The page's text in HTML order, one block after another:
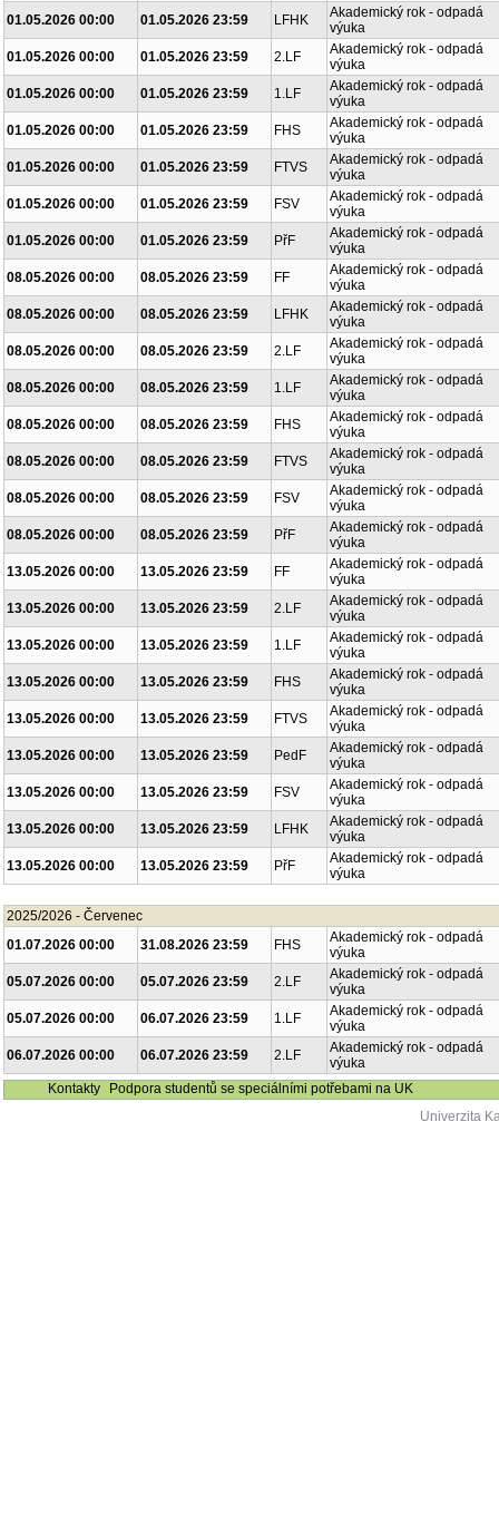
01.05.2026 00:00
01.05.2026 23:59 LFHK
Akademický rok - odpadá
výuka
01.05.2026 00:00
01.05.2026 23:59 2.LF
Akademický rok - odpadá
výuka
01.05.2026 00:00
01.05.2026 23:59 1.LF
Akademický rok - odpadá
výuka
01.05.2026 00:00
01.05.2026 23:59 FHS
Akademický rok - odpadá
výuka
01.05.2026 00:00
01.05.2026 23:59 FTVS
Akademický rok - odpadá
výuka
01.05.2026 00:00
01.05.2026 23:59 FSV
Akademický rok - odpadá
výuka
01.05.2026 00:00
01.05.2026 23:59 PřF
Akademický rok - odpadá
výuka
08.05.2026 00:00
08.05.2026 23:59 FF
Akademický rok - odpadá
výuka
08.05.2026 00:00
08.05.2026 23:59 LFHK
Akademický rok - odpadá
výuka
08.05.2026 00:00
08.05.2026 23:59 2.LF
Akademický rok - odpadá
výuka
08.05.2026 00:00
08.05.2026 23:59 1.LF
Akademický rok - odpadá
výuka
08.05.2026 00:00
08.05.2026 23:59 FHS
Akademický rok - odpadá
výuka
08.05.2026 00:00
08.05.2026 23:59 FTVS
Akademický rok - odpadá
výuka
08.05.2026 00:00
08.05.2026 23:59 FSV
Akademický rok - odpadá
výuka
08.05.2026 00:00
08.05.2026 23:59 PřF
Akademický rok - odpadá
výuka
13.05.2026 00:00
13.05.2026 23:59 FF
Akademický rok - odpadá
výuka
13.05.2026 00:00
13.05.2026 23:59 2.LF
Akademický rok - odpadá
výuka
13.05.2026 00:00
13.05.2026 23:59 1.LF
Akademický rok - odpadá
výuka
13.05.2026 00:00
13.05.2026 23:59 FHS
Akademický rok - odpadá
výuka
13.05.2026 00:00
13.05.2026 23:59 FTVS
Akademický rok - odpadá
výuka
13.05.2026 00:00
13.05.2026 23:59 PedF
Akademický rok - odpadá
výuka
13.05.2026 00:00
13.05.2026 23:59 FSV
Akademický rok - odpadá
výuka
13.05.2026 00:00
13.05.2026 23:59 LFHK
Akademický rok - odpadá
výuka
13.05.2026 00:00
13.05.2026 23:59 PřF
Akademický rok - odpadá
výuka
2025/2026 - Červenec
01.07.2026 00:00
31.08.2026 23:59 FHS
Akademický rok - odpadá
výuka
05.07.2026 00:00
05.07.2026 23:59 2.LF
Akademický rok - odpadá
výuka
05.07.2026 00:00
06.07.2026 23:59 1.LF
Akademický rok - odpadá
výuka
06.07.2026 00:00
06.07.2026 23:59 2.LF
Akademický rok - odpadá
výuka
Kontakty
Podpora studentů se speciálními potřebami na UK
Univerzita